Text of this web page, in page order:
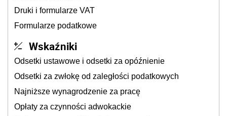
Druki i formularze VAT
Formularze podatkowe
Wskaźniki
Odsetki ustawowe i odsetki za opóźnienie
Odsetki za zwłokę od zaległości podatkowych
Najniższe wynagrodzenie za pracę
Opłaty za czynności adwokackie